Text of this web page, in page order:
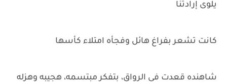
يلوى إرادتنا
كانت تشعر بفراغ هائل وفجأه امتلاء كأسها
شاهنده قعدت فى الرواق، بتفكر مبتسمه، هجيبه وهزله